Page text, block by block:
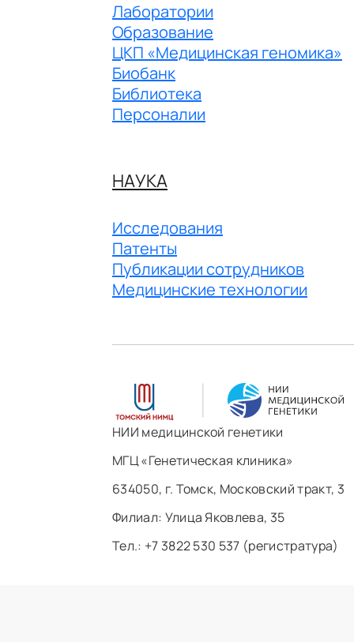
Лаборатории
Образование
ЦКП «Медицинская геномика»
Биобанк
Библиотека
Персоналии
НАУКА
Исследования
Патенты
Публикации сотрудников
Медицинские технологии
НИИ медицинской генетики
МГЦ «Генетическая клиника»
634050, г. Томск, Московский тракт, 3
Филиал: ​Улица Яковлева, 35
Тел.: +7 3822 530 537 (регистратура)